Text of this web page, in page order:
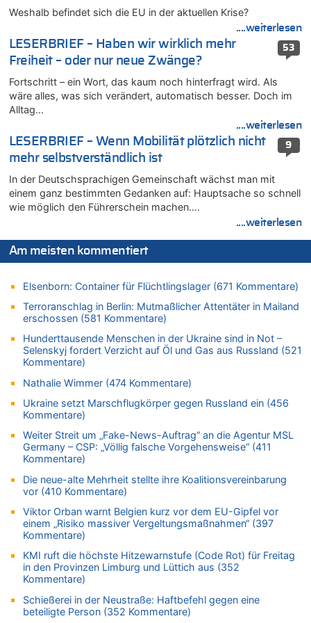
07.08.2026 - 11:12 von Frage zu
Wasserstand des Rheins in NRW so niedrig wie noch nie
07.08.2026 - 10:29 von Soso zu
Aachen ab 11. August wieder Mekka des Pferdesports –
07.08.2026 - 10:23 von Opa zu
In Belgien missachten zwei von drei Autofahrern das
Tempolimit in 30er-Zonen – Untersuchung von Vias
07.08.2026 - 10:05 von Ostbelgien Direkt zu
Soll Belgien Tempolimit auf Autobahnen erhöhen? – In
07.08.2026 - 10:05 von N. A. Klar zu
In Belgien missachten zwei von drei Autofahrern das
Tempolimit in 30er-Zonen – Untersuchung von Vias
Das 44. Tirolerfest in Eupen in Bildern [Fotogalerie]
07.08.2026 - 09:18 von Noppi zu
AS Eupen: „Keiner weiß, wohin die Reise geht…“
Zweite Hitzewelle in diesem Sommer ist jetzt amtlich
07.08.2026 - 01:12 von WK zu
Warum die Waldbrände in Frankreich und Spanien Rekorde
brechen [Fragen & Antworten]
07.08.2026 - 01:03 von Hugo Egon Bernhard von Sinnen zu
07.08.2026 - 00:50 von WK zu
07.08.2026 - 00:06 von 5/11 zu
Mehrere Menschen in Londons City niedergestochen
06.08.2026 - 23:53 von Foto Anneliese zu
Mehrere Menschen in Londons City niedergestochen
06.08.2026 - 23:25 von WK zu
FIFA-Spitze demonstriert Einigkeit trotz Kritik und neuer
Vorwürfe gegen Präsident Gianni Infantino
06.08.2026 - 22:48 von DG zu
FIFA-Spitze demonstriert Einigkeit trotz Kritik und neuer
Vorwürfe gegen Präsident Gianni Infantino
06.08.2026 - 22:07 von DR ALBERN zu
FIFA-Spitze demonstriert Einigkeit trotz Kritik und neuer
Weshalb befindet sich die EU in der aktuellen Krise?
....weiterlesen
53
LESERBRIEF – Haben wir wirklich mehr
Freiheit – oder nur neue Zwänge?
Fortschritt – ein Wort, das kaum noch hinterfragt wird. Als
wäre alles, was sich verändert, automatisch besser. Doch im
Alltag…
....weiterlesen
9
LESERBRIEF – Wenn Mobilität plötzlich nicht
mehr selbstverständlich ist
In der Deutschsprachigen Gemeinschaft wächst man mit
einem ganz bestimmten Gedanken auf: Hauptsache so schnell
wie möglich den Führerschein machen….
....weiterlesen
Am meisten kommentiert
Elsenborn: Container für Flüchtlingslager (671 Kommentare)
Terroranschlag in Berlin: Mutmaßlicher Attentäter in Mailand
erschossen (581 Kommentare)
Hunderttausende Menschen in der Ukraine sind in Not –
Selenskyj fordert Verzicht auf Öl und Gas aus Russland (521
Kommentare)
Nathalie Wimmer (474 Kommentare)
Ukraine setzt Marschflugkörper gegen Russland ein (456
Kommentare)
Weiter Streit um „Fake-News-Auftrag“ an die Agentur MSL
Germany – CSP: „Völlig falsche Vorgehensweise“ (411
Kommentare)
Die neue-alte Mehrheit stellte ihre Koalitionsvereinbarung
vor (410 Kommentare)
Viktor Orban warnt Belgien kurz vor dem EU-Gipfel vor
einem „Risiko massiver Vergeltungsmaßnahmen“ (397
Kommentare)
KMI ruft die höchste Hitzewarnstufe (Code Rot) für Freitag
in den Provinzen Limburg und Lüttich aus (352
Kommentare)
Schießerei in der Neustraße: Haftbefehl gegen eine
beteiligte Person (352 Kommentare)